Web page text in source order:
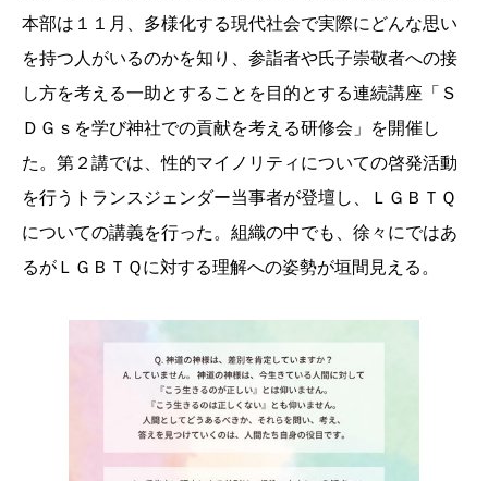
本部は１１月、多様化する現代社会で実際にどんな思い
を持つ人がいるのかを知り、参詣者や氏子崇敬者への接
し方を考える一助とすることを目的とする連続講座「Ｓ
ＤＧｓを学び神社での貢献を考える研修会」を開催し
た。第２講では、性的マイノリティについての啓発活動
を行うトランスジェンダー当事者が登壇し、ＬＧＢＴＱ
についての講義を行った。組織の中でも、徐々にではあ
るがＬＧＢＴＱに対する理解への姿勢が垣間見える。